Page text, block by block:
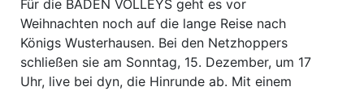
Für die BADEN VOLLEYS geht es vor
Weihnachten noch auf die lange Reise nach
Königs Wusterhausen. Bei den Netzhoppers
schließen sie am Sonntag, 15. Dezember, um 17
Uhr, live bei dyn, die Hinrunde ab. Mit einem